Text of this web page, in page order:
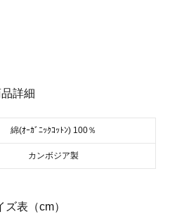
詳細
綿(ｵｰｶﾞﾆｯｸｺｯﾄﾝ) 100％
カンボジア製
ズ表（cm）